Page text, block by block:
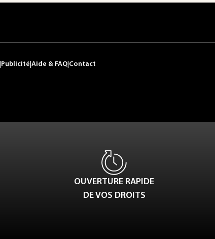
Publicité Aide & FAQ Contact
OUVERTURE RAPIDE
DE VOS DROITS